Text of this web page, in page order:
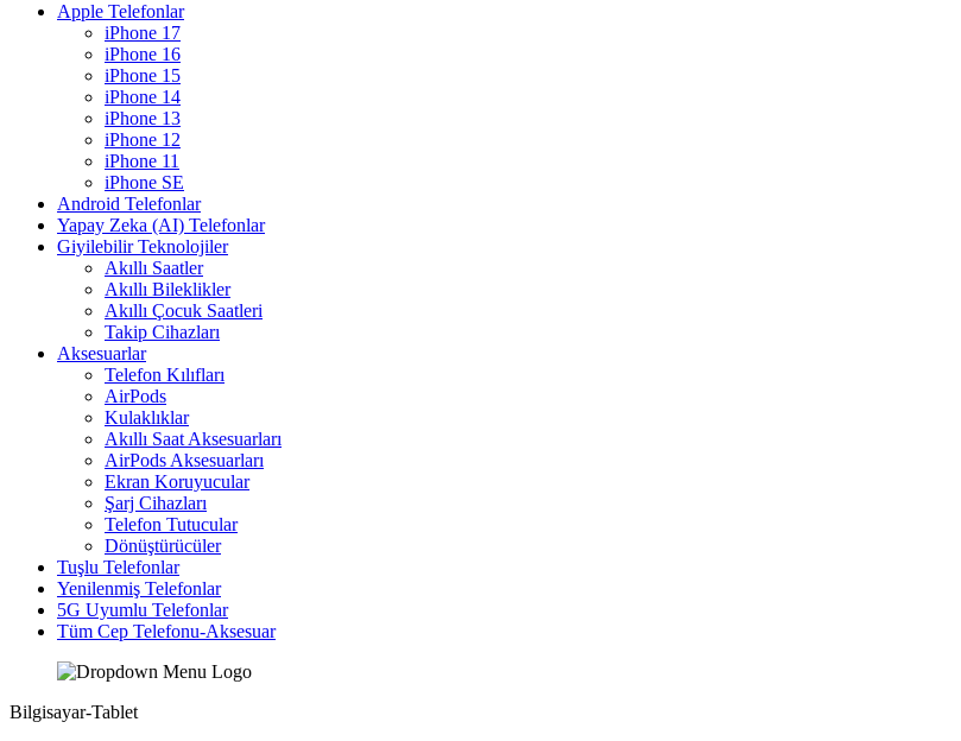
Apple Telefonlar
iPhone 17
iPhone 16
iPhone 15
iPhone 14
iPhone 13
iPhone 12
iPhone 11
iPhone SE
Android Telefonlar
Yapay Zeka (AI) Telefonlar
Giyilebilir Teknolojiler
Akıllı Saatler
Akıllı Bileklikler
Akıllı Çocuk Saatleri
Takip Cihazları
Aksesuarlar
Telefon Kılıfları
AirPods
Kulaklıklar
Akıllı Saat Aksesuarları
AirPods Aksesuarları
Ekran Koruyucular
Şarj Cihazları
Telefon Tutucular
Dönüştürücüler
Tuşlu Telefonlar
Yenilenmiş Telefonlar
5G Uyumlu Telefonlar
Tüm Cep Telefonu-Aksesuar
Bilgisayar-Tablet